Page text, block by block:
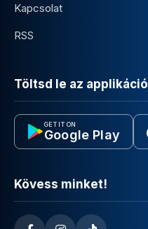
Kapcsolat
RSS
Töltsd le az
GET IT ON
Google Play
Kövess minket!